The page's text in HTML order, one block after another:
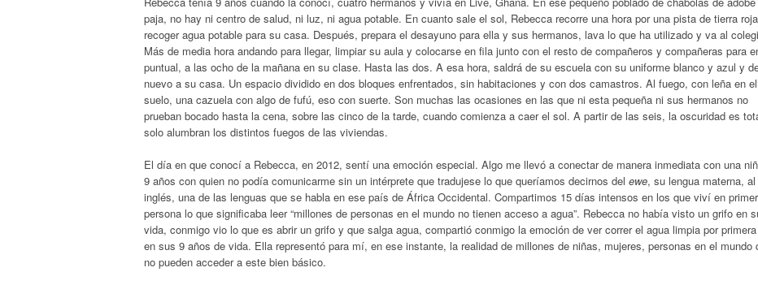
paja, no hay ni centro de salud, ni luz, ni agua potable. En cuanto sale el sol, Rebecca recorre una hora por una pista de tierra
recoger agua potable para su casa. Después, prepara el desayuno para ella y sus hermanos, lava lo que ha utilizado y va al
Más de media hora andando para llegar, limpiar su aula y colocarse en fila junto con el resto de compañeros y compañeras para
puntual, a las ocho de la mañana en su clase. Hasta las dos. A esa hora, saldrá de su escuela con su uniforme blanco y azul y
nuevo a su casa. Un espacio dividido en dos bloques enfrentados, sin habitaciones y con dos camastros. Al fuego, con leña en el
suelo, una cazuela con algo de fufú, eso con suerte. Son muchas las ocasiones en las que ni esta pequeña ni sus hermanos no
prueban bocado hasta la cena, sobre las cinco de la tarde, cuando comienza a caer el sol. A partir de las seis, la oscuridad es
solo alumbran los distintos fuegos de las viviendas.
El día en que conocí a Rebecca, en 2012, sentí una emoción especial. Algo me llevó a conectar de manera inmediata con una
9 años con quien no podía comunicarme sin un intérprete que tradujese lo que queríamos decirnos del ewe, su lengua materna, al
inglés, una de las lenguas que se habla en ese país de África Occidental. Compartimos 15 días intensos en los que viví en
persona lo que significaba leer “millones de personas en el mundo no tienen acceso a agua”. Rebecca no había visto un grifo en
vida, conmigo vio lo que es abrir un grifo y que salga agua, compartió conmigo la emoción de ver correr el agua limpia por
en sus 9 años de vida. Ella representó para mí, en ese instante, la realidad de millones de niñas, mujeres, personas en el mundo
no pueden acceder a este bien básico.